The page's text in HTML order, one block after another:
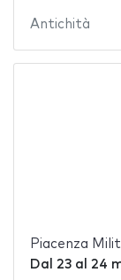
Antichità
Piacenza
Dal 23al 24